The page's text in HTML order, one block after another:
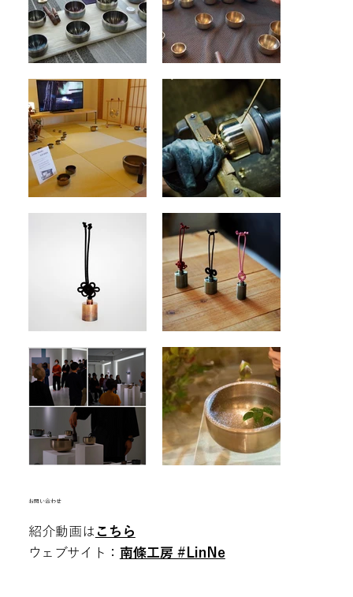
​お問い合わせ
紹介動画は こちら
ウェブサイト： 南條工房 #LinNe